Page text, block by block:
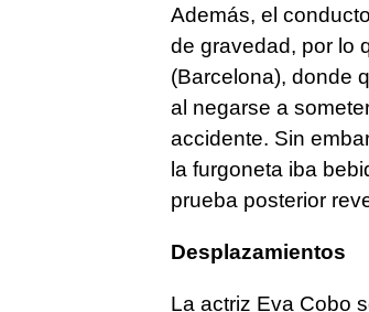
Además, el
de gravedad, por lo
(Barcelona), donde
al negarse a
accidente. Sin
la furgoneta iba
prueba posterior
Desplazamientos
La actriz Eva Cobo